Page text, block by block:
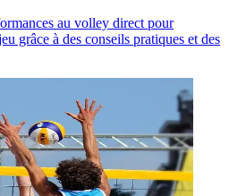
au volley direct pour
grâce à des conseils pratiques et des